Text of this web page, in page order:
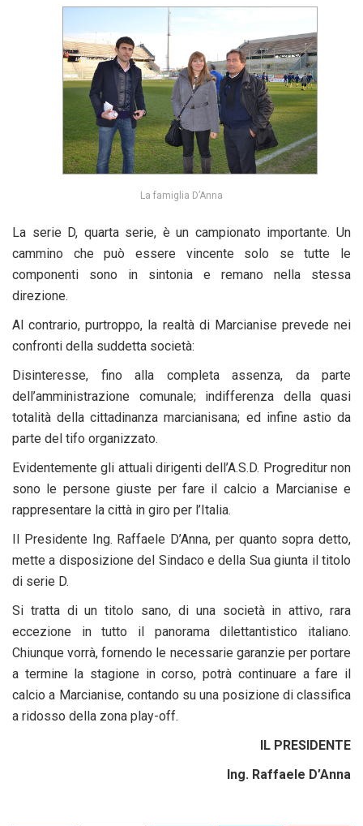
La famiglia D’Anna
La serie D, quarta serie, è un campionato importante. Un
cammino che può essere vincente solo se tutte le
componenti sono in sintonia e remano nella stessa
direzione.
Al contrario, purtroppo, la realtà di Marcianise prevede nei
confronti della suddetta società:
Disinteresse, fino alla completa assenza, da parte
dell’amministrazione comunale; indifferenza della quasi
totalità della cittadinanza marcianisana; ed infine astio da
parte del tifo organizzato.
Evidentemente gli attuali dirigenti dell’A.S.D. Progreditur non
sono le persone giuste per fare il calcio a Marcianise e
rappresentare la città in giro per l’Italia.
Il Presidente Ing. Raffaele D’Anna, per quanto sopra detto,
mette a disposizione del Sindaco e della Sua giunta il titolo
di serie D.
Si tratta di un titolo sano, di una società in attivo, rara
eccezione in tutto il panorama dilettantistico italiano.
Chiunque vorrà, fornendo le necessarie garanzie per portare
a termine la stagione in corso, potrà continuare a fare il
calcio a Marcianise, contando su una posizione di classifica
a ridosso della zona play-off.
IL PRESIDENTE
Ing. Raffaele D’Anna